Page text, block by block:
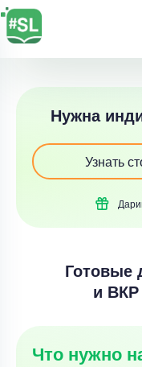
Нужна
Узнать
Готовые
и ВКР
Что нужно